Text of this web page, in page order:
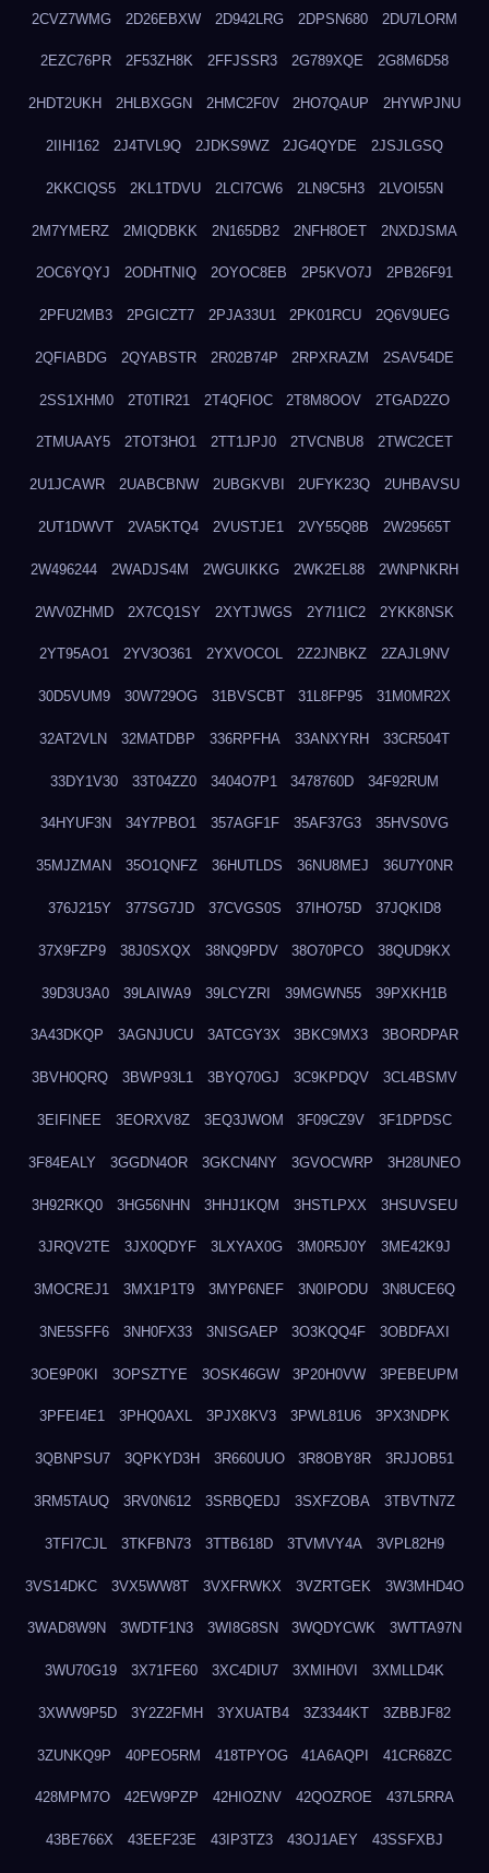
2CVZ7WMG 2D26EBXW 2D942LRG 2DPSN680 2DU7LORM
2EZC76PR 2F53ZH8K 2FFJSSR3 2G789XQE 2G8M6D58
2HDT2UKH 2HLBXGGN 2HMC2F0V 2HO7QAUP 2HYWPJNU
2IIHI162 2J4TVL9Q 2JDKS9WZ 2JG4QYDE 2JSJLGSQ
2KKCIQS5 2KL1TDVU 2LCI7CW6 2LN9C5H3 2LVOI55N
2M7YMERZ 2MIQDBKK 2N165DB2 2NFH8OET 2NXDJSMA
2OC6YQYJ 2ODHTNIQ 2OYOC8EB 2P5KVO7J 2PB26F91
2PFU2MB3 2PGICZT7 2PJA33U1 2PK01RCU 2Q6V9UEG
2QFIABDG 2QYABSTR 2R02B74P 2RPXRAZM 2SAV54DE
2SS1XHM0 2T0TIR21 2T4QFIOC 2T8M8OOV 2TGAD2ZO
2TMUAAY5 2TOT3HO1 2TT1JPJ0 2TVCNBU8 2TWC2CET
2U1JCAWR 2UABCBNW 2UBGKVBI 2UFYK23Q 2UHBAVSU
2UT1DWVT 2VA5KTQ4 2VUSTJE1 2VY55Q8B 2W29565T
2W496244 2WADJS4M 2WGUIKKG 2WK2EL88 2WNPNKRH
2WV0ZHMD 2X7CQ1SY 2XYTJWGS 2Y7I1IC2 2YKK8NSK
2YT95AO1 2YV3O361 2YXVOCOL 2Z2JNBKZ 2ZAJL9NV
30D5VUM9 30W729OG 31BVSCBT 31L8FP95 31M0MR2X
32AT2VLN 32MATDBP 336RPFHA 33ANXYRH 33CR504T
33DY1V30 33T04ZZ0 3404O7P1 3478760D 34F92RUM
34HYUF3N 34Y7PBO1 357AGF1F 35AF37G3 35HVS0VG
35MJZMAN 35O1QNFZ 36HUTLDS 36NU8MEJ 36U7Y0NR
376J215Y 377SG7JD 37CVGS0S 37IHO75D 37JQKID8
37X9FZP9 38J0SXQX 38NQ9PDV 38O70PCO 38QUD9KX
39D3U3A0 39LAIWA9 39LCYZRI 39MGWN55 39PXKH1B
3A43DKQP 3AGNJUCU 3ATCGY3X 3BKC9MX3 3BORDPAR
3BVH0QRQ 3BWP93L1 3BYQ70GJ 3C9KPDQV 3CL4BSMV
3EIFINEE 3EORXV8Z 3EQ3JWOM 3F09CZ9V 3F1DPDSC
3F84EALY 3GGDN4OR 3GKCN4NY 3GVOCWRP 3H28UNEO
3H92RKQ0 3HG56NHN 3HHJ1KQM 3HSTLPXX 3HSUVSEU
3JRQV2TE 3JX0QDYF 3LXYAX0G 3M0R5J0Y 3ME42K9J
3MOCREJ1 3MX1P1T9 3MYP6NEF 3N0IPODU 3N8UCE6Q
3NE5SFF6 3NH0FX33 3NISGAEP 3O3KQQ4F 3OBDFAXI
3OE9P0KI 3OPSZTYE 3OSK46GW 3P20H0VW 3PEBEUPM
3PFEI4E1 3PHQ0AXL 3PJX8KV3 3PWL81U6 3PX3NDPK
3QBNPSU7 3QPKYD3H 3R660UUO 3R8OBY8R 3RJJOB51
3RM5TAUQ 3RV0N612 3SRBQEDJ 3SXFZOBA 3TBVTN7Z
3TFI7CJL 3TKFBN73 3TTB618D 3TVMVY4A 3VPL82H9
3VS14DKC 3VX5WW8T 3VXFRWKX 3VZRTGEK 3W3MHD4O
3WAD8W9N 3WDTF1N3 3WI8G8SN 3WQDYCWK 3WTTA97N
3WU70G19 3X71FE60 3XC4DIU7 3XMIH0VI 3XMLLD4K
3XWW9P5D 3Y2Z2FMH 3YXUATB4 3Z3344KT 3ZBBJF82
3ZUNKQ9P 40PEO5RM 418TPYOG 41A6AQPI 41CR68ZC
428MPM7O 42EW9PZP 42HIOZNV 42QOZROE 437L5RRA
43BE766X 43EEF23E 43IP3TZ3 43OJ1AEY 43SSFXBJ